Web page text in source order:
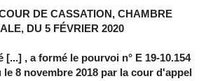
DE CASSATION, CHAMBRE
DU 5 FÉVRIER 2020
[...] , a formé le pourvoi n° E 19-10.154
8 novembre 2018 par la cour d'appel